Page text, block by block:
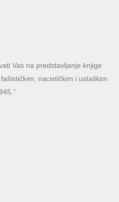
Vas na predstavljanje knjige
nacističkim i ustaškim